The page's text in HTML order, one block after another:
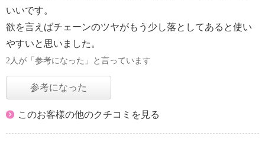
いいです。
欲を言えばチェーンのツヤがもう少し落としてあると使い
やすいと思いました。
2人が「参考になった」と言っています
参考になった
このお客様の他のクチコミを見る